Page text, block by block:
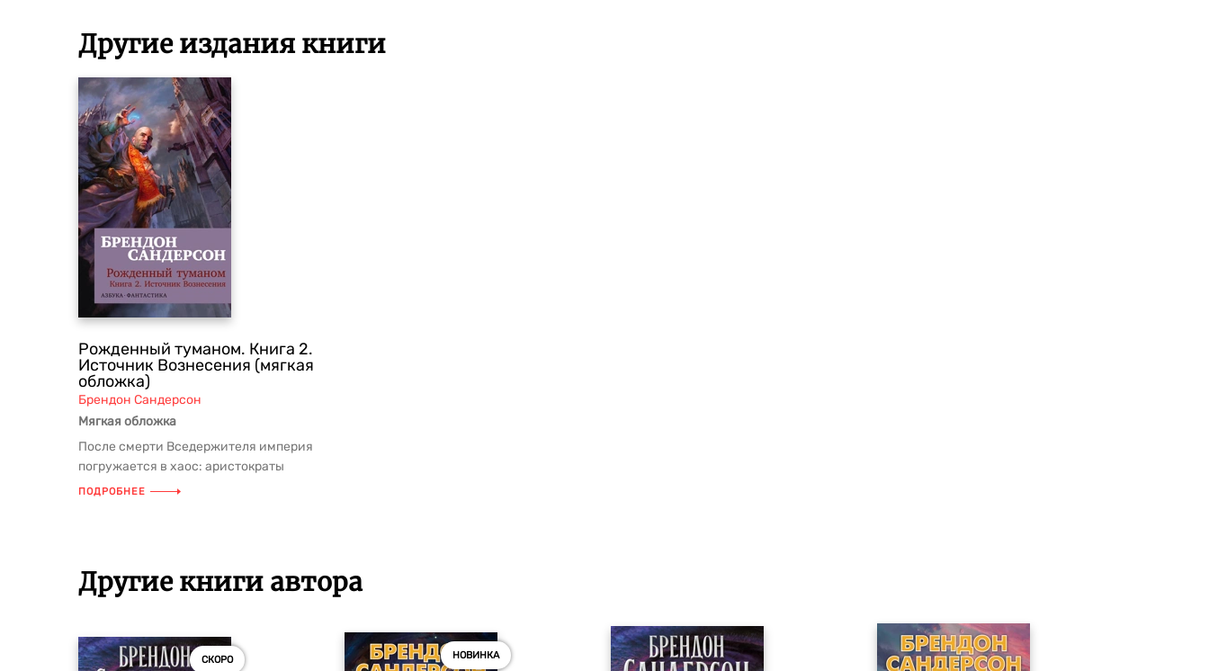
Другие издания книги
Рожденный туманом. Книга 2.
Источник Вознесения (мягкая
обложка)
Брендон Сандерсон
Мягкая обложка
После смерти Вседержителя империя
погружается в хаос: аристократы
рвутся во власть и три наиболее мо...
ПОДРОБНЕЕ
Другие книги автора
СКОРО НОВИНКА